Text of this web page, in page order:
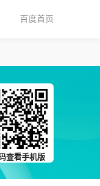
百度首页
查看手机版